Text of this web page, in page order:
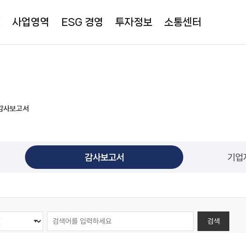
사업영역 ESG 경영 투자정보 소통센터
사보고서
감사보고서 기업
검색